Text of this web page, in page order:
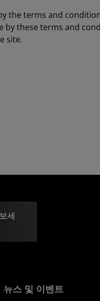
the terms and
by these terms and
site.
세
뉴스 및 이벤트